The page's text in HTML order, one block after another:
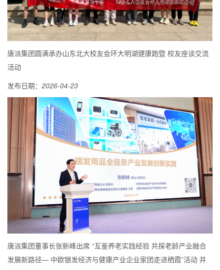
唐派集团圆满承办山东北大校友会环大明湖健康跑暨 校友座谈交流
活动
发布日期： 2026-04-23
唐派集团董事长张新峰出席 “互鉴养老实践经验 共探老龄产业融合
发展新路径— 中欧银发经济与健康产业企业家团走进栖霞”活动 并